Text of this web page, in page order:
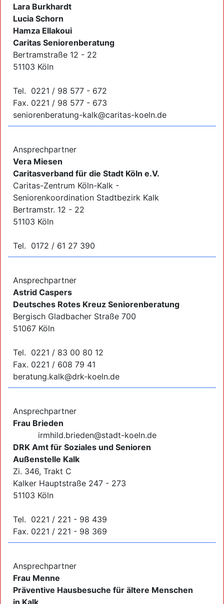
Lara Burkhardt
Lucia Schorn
Hamza Ellakoui
Caritas Seniorenberatung
Bertramstraße 12 - 22
51103 Köln
Tel. 0221 / 98 577 - 672
Fax. 0221 / 98 577 - 673
seniorenberatung-kalk@caritas-koeln.de
Ansprechpartner
Vera Miesen
Caritasverband für die Stadt Köln e.V.
Caritas-Zentrum Köln-Kalk -
Seniorenkoordination Stadtbezirk Kalk
Bertramstr. 12 - 22
51103 Köln
Tel. 0172 / 61 27 390
Ansprechpartner
Astrid Caspers
Deutsches Rotes Kreuz Seniorenberatung
Bergisch Gladbacher Straße 700
51067 Köln
Tel. 0221 / 83 00 80 12
Fax. 0221 / 608 79 41
beratung.kalk@drk-koeln.de
Ansprechpartner
Frau Brieden
irmhild.brieden@stadt-koeln.de
DRK Amt für Soziales und Senioren
Außenstelle Kalk
Zi. 346, Trakt C
Kalker Hauptstraße 247 - 273
51103 Köln
Tel. 0221 / 221 - 98 439
Fax. 0221 / 221 - 98 369
Ansprechpartner
Frau Menne
Präventive Hausbesuche für ältere Menschen
in Kalk